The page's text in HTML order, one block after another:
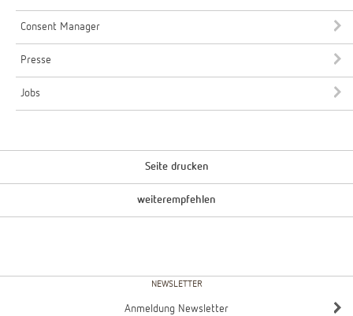
Consent Manager
Presse
Jobs
Seite drucken
weiterempfehlen
NEWSLETTER
Anmeldung Newsletter